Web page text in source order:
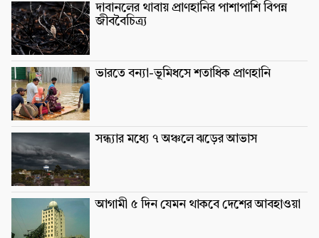
দাবানলের থাবায় প্রাণহানির পাশাপাশি বিপন্ন
জীববৈচিত্র্য
ভারতে বন্যা-ভূমিধসে শতাধিক প্রাণহানি
সন্ধ্যার মধ্যে ৭ অঞ্চলে ঝড়ের আভাস
আগামী ৫ দিন যেমন থাকবে দেশের আবহাওয়া